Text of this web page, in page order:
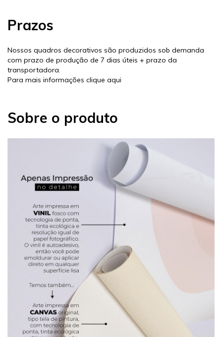
Prazos
Nossos quadros decorativos são produzidos sob demanda
com prazo de produção de 7 dias úteis + prazo da
transportadora.
Para mais informações clique aqui
Sobre o produto